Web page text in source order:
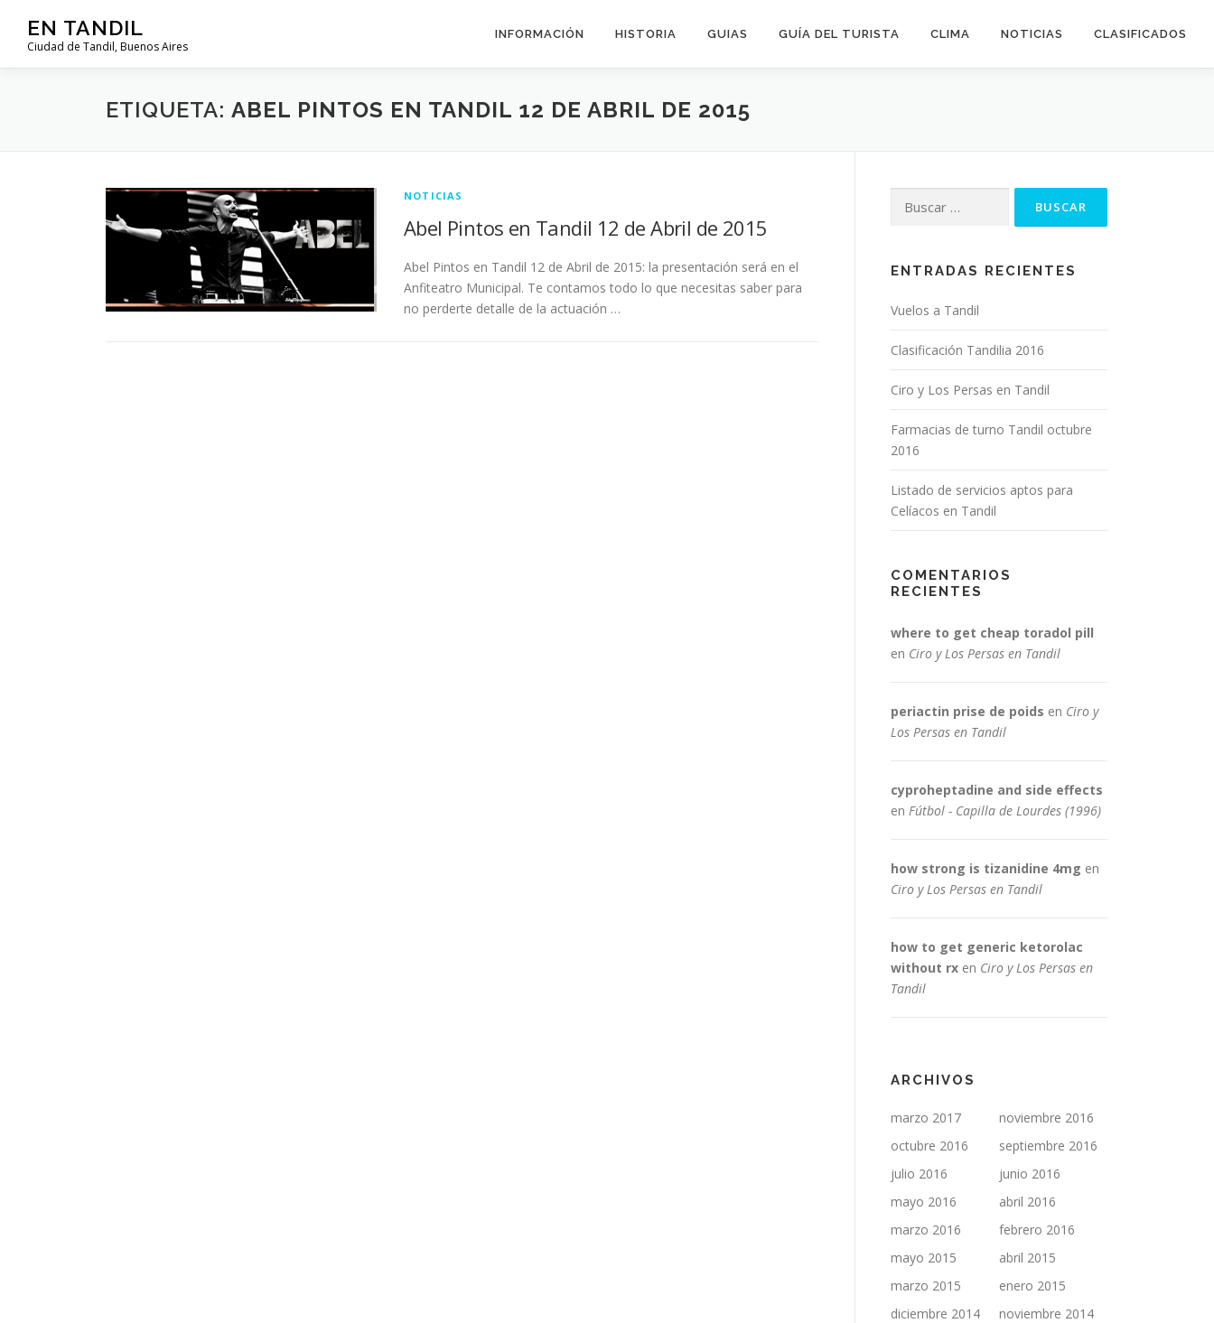
EN TANDIL
Ciudad de Tandil, Buenos Aires
INFORMACIÓN HISTORIA GUIAS GUÍA DEL TURISTA CLIMA NOTICIAS CLASIFICADOS
ETIQUETA: ABEL PINTOS EN TANDIL 12 DE ABRIL DE 2015
NOTICIAS
Abel Pintos en Tandil 12 de Abril de 2015
Abel Pintos en Tandil 12 de Abril de 2015: la presentación será en el
Anfiteatro Municipal. Te contamos todo lo que necesitas saber para
no perderte detalle de la actuación …
ENTRADAS RECIENTES
Vuelos a Tandil
Clasificación Tandilia 2016
Ciro y Los Persas en Tandil
Farmacias de turno Tandil octubre
2016
Listado de servicios aptos para
Celíacos en Tandil
COMENTARIOS
RECIENTES
where to get cheap toradol pill
en Ciro y Los Persas en Tandil
periactin prise de poids en Ciro y
Los Persas en Tandil
cyproheptadine and side effects
en Fútbol - Capilla de Lourdes (1996)
how strong is tizanidine 4mg en
Ciro y Los Persas en Tandil
how to get generic ketorolac
without rx en Ciro y Los Persas en
Tandil
ARCHIVOS
marzo 2017
noviembre 2016
octubre 2016
septiembre 2016
julio 2016
junio 2016
mayo 2016
abril 2016
marzo 2016
febrero 2016
mayo 2015
abril 2015
marzo 2015
enero 2015
diciembre 2014
noviembre 2014